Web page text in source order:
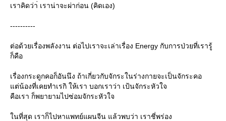
เราคิดว่า่ เราน่าจะผ่าก่อน (คิดเอง)
----------
ต่อด้วยเรื่องพลังงาน ต่อไปเราจะเล่าเรื่อง Energy กับการป่วยที่เรารู้
ก็คือ
เรื่องกระดูกคอก็อันนึง ถ้าเกี่ยวกับจักระในร่างกายจะเป็นจักระคอ
ต่น้องที่เคยทำเรกิ ให้เรา บอกเราว่า เป้นจักระหัวใจ
คือเรา ก็พยายามไปซ่อมจักระหัวใจ
นที่สุด เราก็ไปหาแพทย์แผนจีน แล้วพบว่า เราชี่พร่อง